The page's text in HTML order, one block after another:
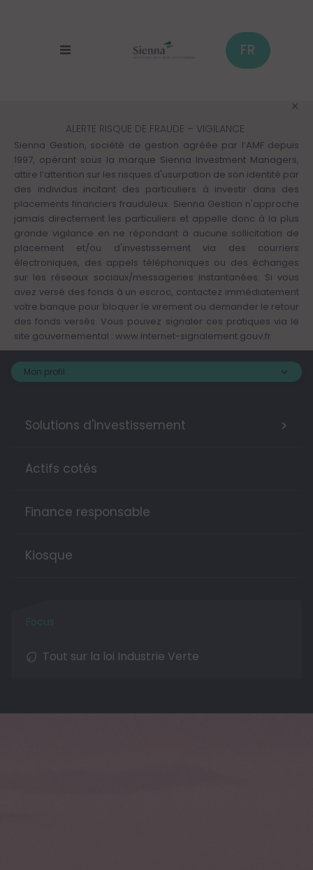
FR
ALERTE RISQUE DE FRAUDE – VIGILANCE
Sienna Gestion, société de gestion agréée par l’AMF depuis
1997, opérant sous la marque Sienna Investment Managers,
attire l’attention sur les risques d'usurpation de son identité par
des individus incitant des particuliers à investir dans des
placements financiers frauduleux. Sienna Gestion n'approche
jamais directement les particuliers et appelle donc à la plus
grande vigilance en ne répondant à aucune sollicitation de
placement et/ou d'investissement via des courriers
électroniques, des appels téléphoniques ou des échanges
sur les réseaux sociaux/messageries instantanées. Si vous
avez versé des fonds à un escroc, contactez immédiatement
votre banque pour bloquer le virement ou demander le retour
des fonds versés. Vous pouvez signaler ces pratiques via le
site gouvernemental : www.internet-signalement.gouv.fr
Mon profil :
Solutions d'investissement >
Actifs cotés
Finance responsable
Kiosque
Tout sur la loi Industrie Verte